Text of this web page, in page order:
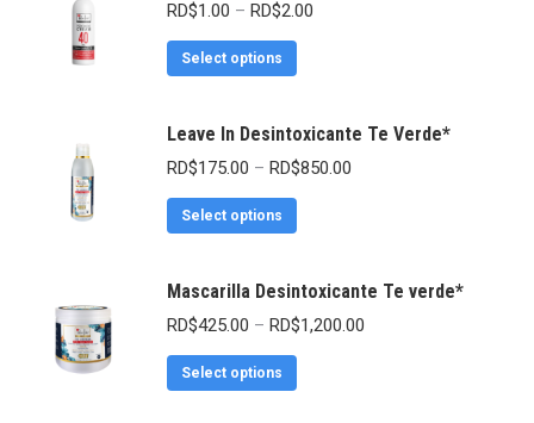
RD$1.00 – RD$2.00
Select options
Leave In Desintoxicante Te Verde*
RD$175.00 – RD$850.00
Select options
Mascarilla Desintoxicante Te verde*
RD$425.00 – RD$1,200.00
Select options